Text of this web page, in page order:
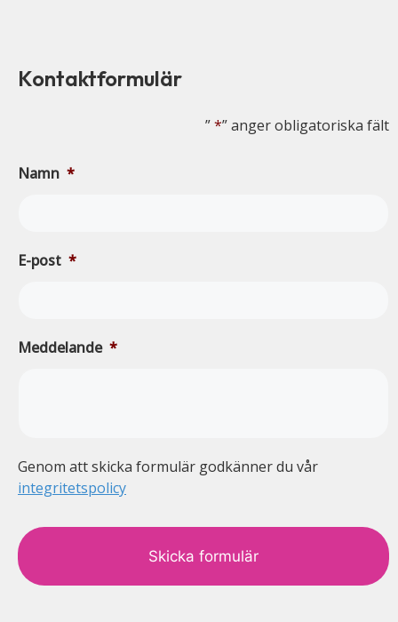
Kontaktformulär
”*” anger obligatoriska fält
Namn *
E-post *
Meddelande *
Genom att skicka formulär godkänner du vår
integritetspolicy
a
p
t